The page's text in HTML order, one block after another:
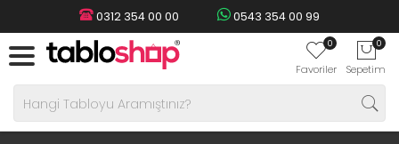
0312 354 00 00 0543 354 00 99
0
Favoriler
0
Sepetim